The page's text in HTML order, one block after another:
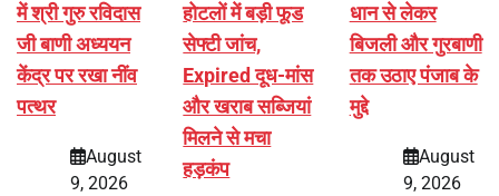
में श्री गुरु रविदास
जी बाणी अध्ययन
केंद्र पर रखा नींव
पत्थर
August
9, 2026
होटलों में बड़ी फूड
सेफ्टी जांच,
Expired दूध-मांस
और खराब सब्जियां
मिलने से मचा
हड़कंप
धान से लेकर
बिजली और गुरबाणी
तक उठाए पंजाब के
मुद्दे
August
9, 2026